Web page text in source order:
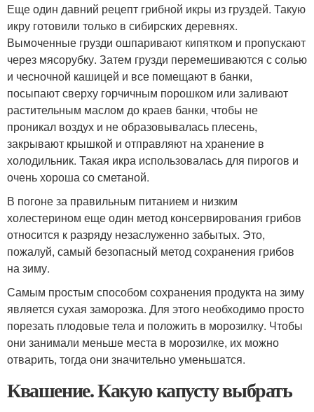
Еще один давний рецепт грибной икры из груздей. Такую
икру готовили только в сибирских деревнях.
Вымоченные грузди ошпаривают кипятком и пропускают
через мясорубку. Затем грузди перемешиваются с солью
и чесночной кашицей и все помещают в банки,
посыпают сверху горчичным порошком или заливают
растительным маслом до краев банки, чтобы не
проникал воздух и не образовывалась плесень,
закрывают крышкой и отправляют на хранение в
холодильник. Такая икра использовалась для пирогов и
очень хороша со сметаной.
В погоне за правильным питанием и низким
холестерином еще один метод консервирования грибов
относится к разряду незаслуженно забытых. Это,
пожалуй, самый безопасный метод сохранения грибов
на зиму.
Самым простым способом сохранения продукта на зиму
является сухая заморозка. Для этого необходимо просто
порезать плодовые тела и положить в морозилку. Чтобы
они занимали меньше места в морозилке, их можно
отварить, тогда они значительно уменьшатся.
Квашение. Какую капусту выбрать